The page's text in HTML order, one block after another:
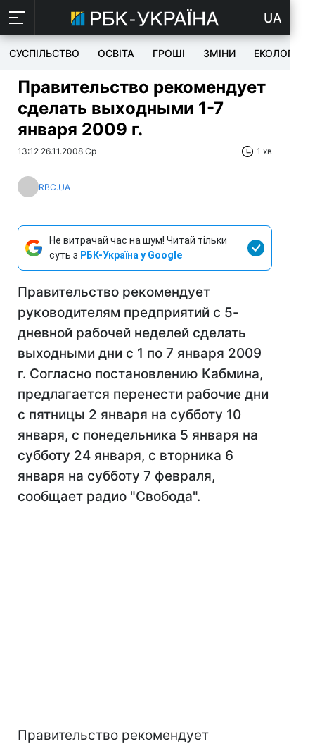
UA
СУСПІЛЬСТВО ОСВІТА ГРОШІ ЗМІНИ ЕКОЛОГІЯ
Правительство рекомендует
сделать выходными 1-7
января 2009 г.
13:12 26.11.2008 Ср 1 хв
RBC.UA
Не витрачай час на шум! Читай тільки
суть з РБК-Україна у Google
Правительство рекомендует
руководителям предприятий с 5-
дневной рабочей неделей сделать
выходными дни с 1 по 7 января 2009
г. Согласно постановлению Кабмина,
предлагается перенести рабочие дни
с пятницы 2 января на субботу 10
января, с понедельника 5 января на
субботу 24 января, с вторника 6
января на субботу 7 февраля,
сообщает радио "Свобода".
Правительство рекомендует